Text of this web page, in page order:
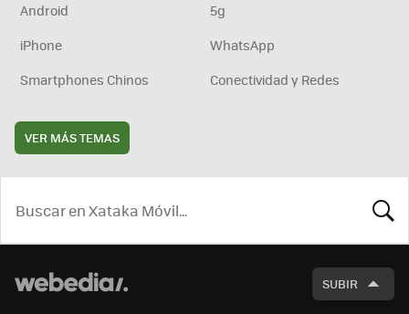
Android
5g
iPhone
WhatsApp
Smartphones Chinos
Conectividad y Redes
VER MÁS TEMAS
SUBIR